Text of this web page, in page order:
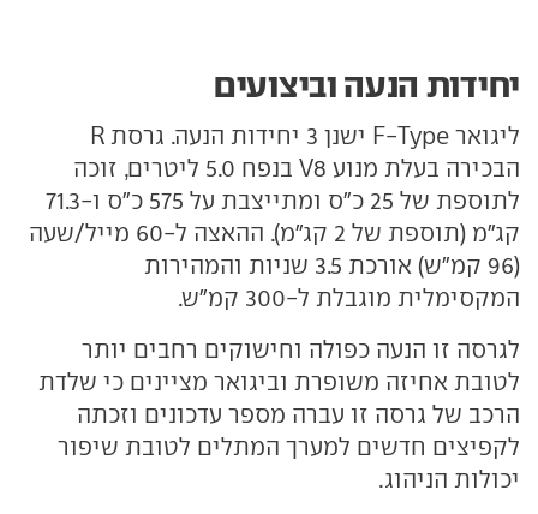
יחידות הנעה וביצועים
ליגואר F-Type ישנן 3 יחידות הנעה. גרסת R
הבכירה בעלת מנוע V8 בנפח 5.0 ליטרים, זוכה
לתוספת של 25 כ"ס ומתייצבת על 575 כ"ס ו-71.3
קג"מ (תוספת של 2 קג"מ). ההאצה ל-60 מייל/שעה
(96 קמ"ש) אורכת 3.5 שניות והמהירות
המקסימלית מוגבלת ל-300 קמ"ש.
לגרסה זו הנעה כפולה וחישוקים רחבים יותר
לטובת אחיזה משופרת וביגואר מציינים כי שלדת
הרכב של גרסה זו עברה מספר עדכונים וזכתה
לקפיצים חדשים למערך המתלים לטובת שיפור
יכולות הניהוג.